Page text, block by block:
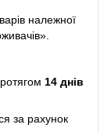
належної
14 днів
за рахунок